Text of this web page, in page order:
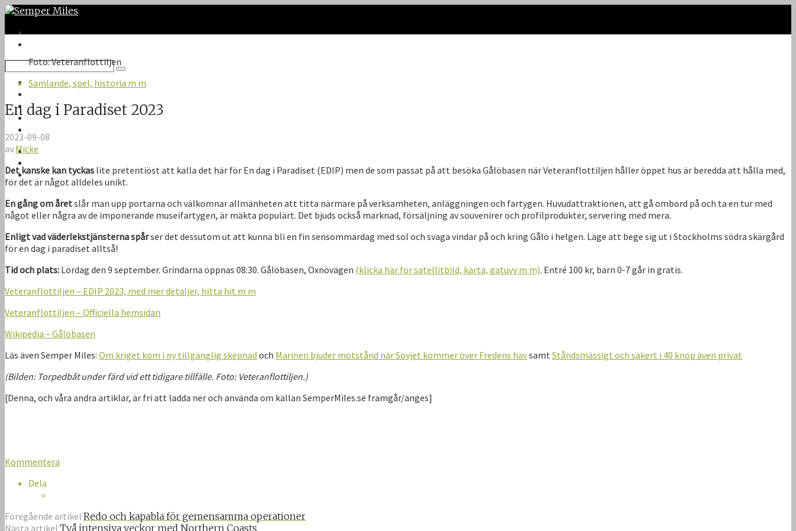
Twitter
Instagram
VK
Första sidan
Kontakt
Foto: Veteranflottiljen
Samlande, spel, historia m m
En dag i Paradiset 2023
2023-09-08
av Micke
Det kanske kan tyckas lite pretentiöst att kalla det här för En dag i Paradiset (EDIP) men de som passat på att besöka Gålöbasen när Veteranflottiljen håller öppet hus är beredda att hålla med,
för det är något alldeles unikt.
En gång om åretslår man upp portarna och välkomnar allmänheten att titta närmare på verksamheten, anläggningen och fartygen. Huvudattraktionen, att gå ombord på och ta en tur med
något eller några av de imponerande museifartygen, är mäkta populärt. Det bjuds också marknad, försäljning av souvenirer och profilprodukter, servering med mera.
Enligt vad väderlekstjänsterna spårser det dessutom ut att kunna bli en fin sensommardag med sol och svaga vindar på och kring Gålö i helgen. Läge att bege sig ut i Stockholms södra skärgård
för en dag i paradiset alltså!
Tid och plats: Lördag den 9 september. Grindarna öppnas 08:30. Gålöbasen, Oxnövägen (klicka här för satellitbild, karta, gatuvy m m). Entré 100 kr, barn 0-7 går in gratis.
Veteranflottiljen – EDIP 2023, med mer detaljer, hitta hit m m
Veteranflottiljen – Officiella hemsidan
Wikipedia – Gålöbasen
Läs även Semper Miles: Om kriget kom i ny tillgänglig skepnad och Marinen bjuder motstånd när Sovjet kommer över Fredens havsamt Ståndsmässigt och säkert i 40 knop även privat
(Bilden: Torpedbåt under färd vid ett tidigare tillfälle. Foto: Veteranflottiljen.)
[Denna, och våra andra artiklar, är fri att ladda ner och använda om källan SemperMiles.se framgår/anges]
Kommentera
Dela
Föregående artikel Redo och kapabla för gemensamma operationer
Nästa artikel Två intensiva veckor med Northern Coasts